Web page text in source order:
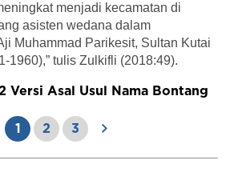
menjadi kecamatan di
asisten wedana dalam
Muhammad Parikesit, Sultan Kutai
1960),” tulis Zulkifli (2018:49).
Versi Asal Usul Nama Bontang
1 2 3